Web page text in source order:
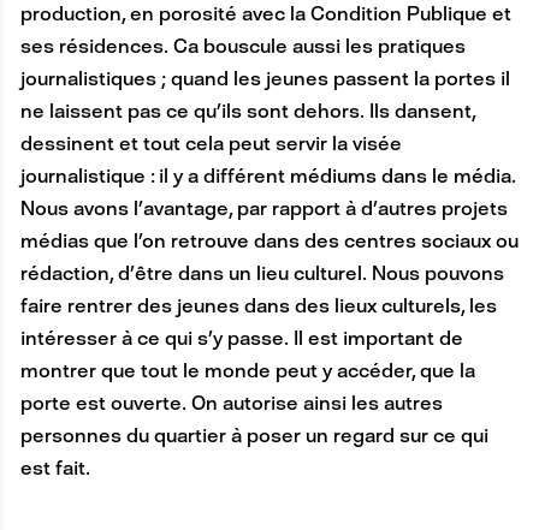
production, en porosité avec la Condition Publique et
ses résidences. Ca bouscule aussi les pratiques
journalistiques ; quand les jeunes passent la portes il
ne laissent pas ce qu’ils sont dehors. Ils dansent,
dessinent et tout cela peut servir la visée
journalistique : il y a différent médiums dans le média.
Nous avons l’avantage, par rapport à d’autres projets
médias que l’on retrouve dans des centres sociaux ou
rédaction, d’être dans un lieu culturel. Nous pouvons
faire rentrer des jeunes dans des lieux culturels, les
intéresser à ce qui s’y passe. Il est important de
montrer que tout le monde peut y accéder, que la
porte est ouverte. On autorise ainsi les autres
personnes du quartier à poser un regard sur ce qui
est fait.